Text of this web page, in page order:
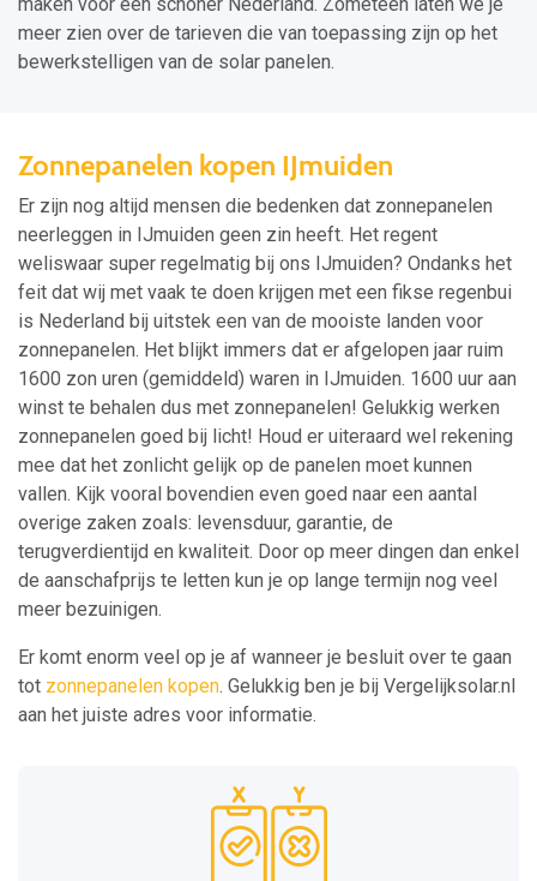
maken voor een schoner Nederland. Zometeen laten we je
meer zien over de tarieven die van toepassing zijn op het
bewerkstelligen van de solar panelen.
Zonnepanelen kopen IJmuiden
Er zijn nog altijd mensen die bedenken dat zonnepanelen
neerleggen in IJmuiden geen zin heeft. Het regent
weliswaar super regelmatig bij ons IJmuiden? Ondanks het
feit dat wij met vaak te doen krijgen met een fikse regenbui
is Nederland bij uitstek een van de mooiste landen voor
zonnepanelen. Het blijkt immers dat er afgelopen jaar ruim
1600 zon uren (gemiddeld) waren in IJmuiden. 1600 uur aan
winst te behalen dus met zonnepanelen! Gelukkig werken
zonnepanelen goed bij licht! Houd er uiteraard wel rekening
mee dat het zonlicht gelijk op de panelen moet kunnen
vallen. Kijk vooral bovendien even goed naar een aantal
overige zaken zoals: levensduur, garantie, de
terugverdientijd en kwaliteit. Door op meer dingen dan enkel
de aanschafprijs te letten kun je op lange termijn nog veel
meer bezuinigen.
Er komt enorm veel op je af wanneer je besluit over te gaan
tot zonnepanelen kopen. Gelukkig ben je bij Vergelijksolar.nl
aan het juiste adres voor informatie.